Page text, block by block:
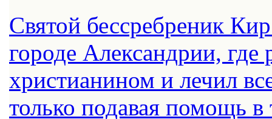
Святой бессребреник
городе Александрии,
христианином и лечил
только подавая помощь в